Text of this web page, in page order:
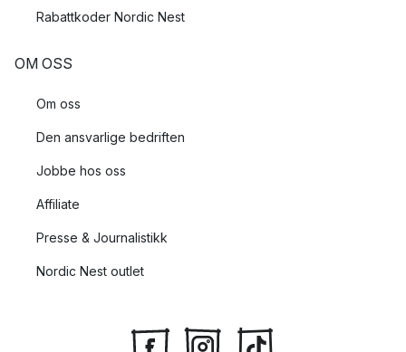
Rabattkoder Nordic Nest
OM OSS
Om oss
Den ansvarlige bedriften
Jobbe hos oss
Affiliate
Presse & Journalistikk
Nordic Nest outlet